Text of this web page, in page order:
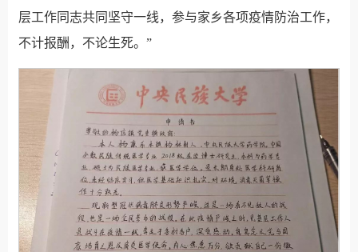
层工作同志共同坚守一线，参与家乡各项疫情防治工作，
不计报酬，不论生死。”